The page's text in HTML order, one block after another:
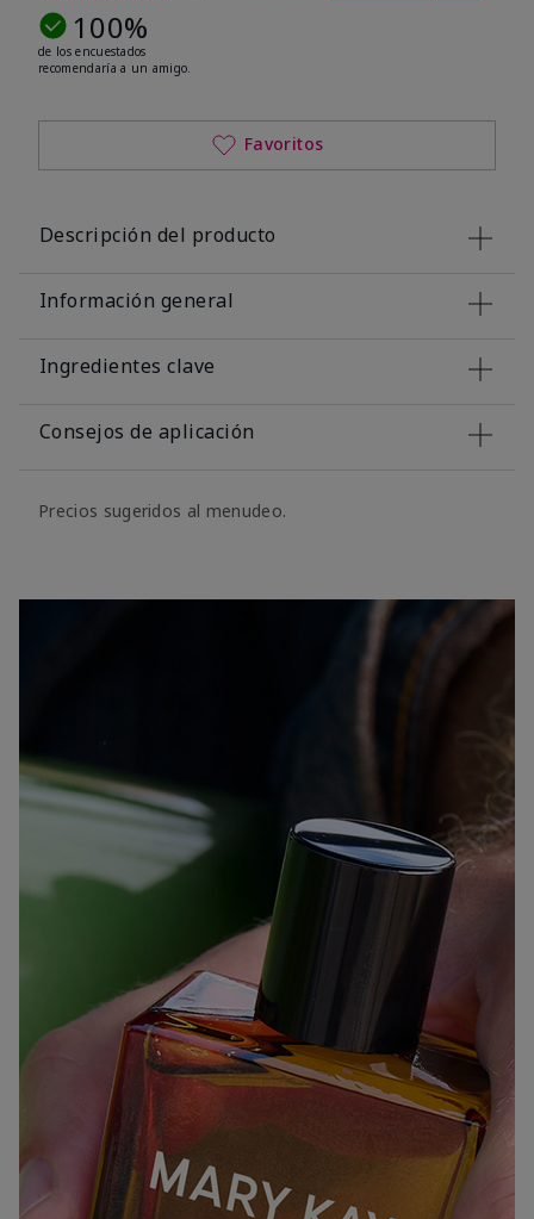
100%
de los encuestados
recomendaría a un amigo.
Favoritos
Descripción del producto
Información general
Ingredientes clave
Consejos de aplicación
Precios sugeridos al menudeo.